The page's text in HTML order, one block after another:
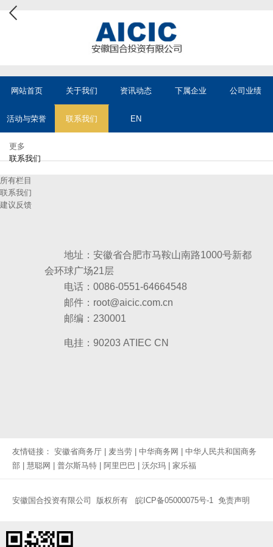
网站首页 关于我们 资讯动态 下属企业 公司业绩
活动与荣誉 联系我们 EN
更多
联系我们
所有栏目
联系我们
建议反馈
地址：安徽省合肥市马鞍山南路1000号新都
会环球广场21层
电话：0086-0551-64664548
邮件：root@aicic.com.cn
邮编：230001
电挂：90203 ATIEC CN
友情链接： 安徽省商务厅 | 麦当劳 | 中华商务网 | 中华人民共和国商务
部 | 慧聪网 | 普尔斯马特 | 阿里巴巴 | 沃尔玛 | 家乐福
安徽国合投资有限公司 版权所有 皖ICP备05000075号-1 免责声明